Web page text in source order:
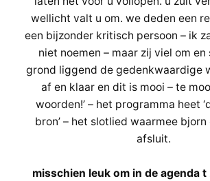
wellicht valt u om. we deden een
een bijzonder kritisch persoon – ik
niet noemen – maar zij viel om
grond liggend de gedenkwaardige
af en klaar en dit is mooi – te
woorden!’ – het programma heet
bron’ – het slotlied waarmee
afsluit.
misschien leuk om in de agenda t